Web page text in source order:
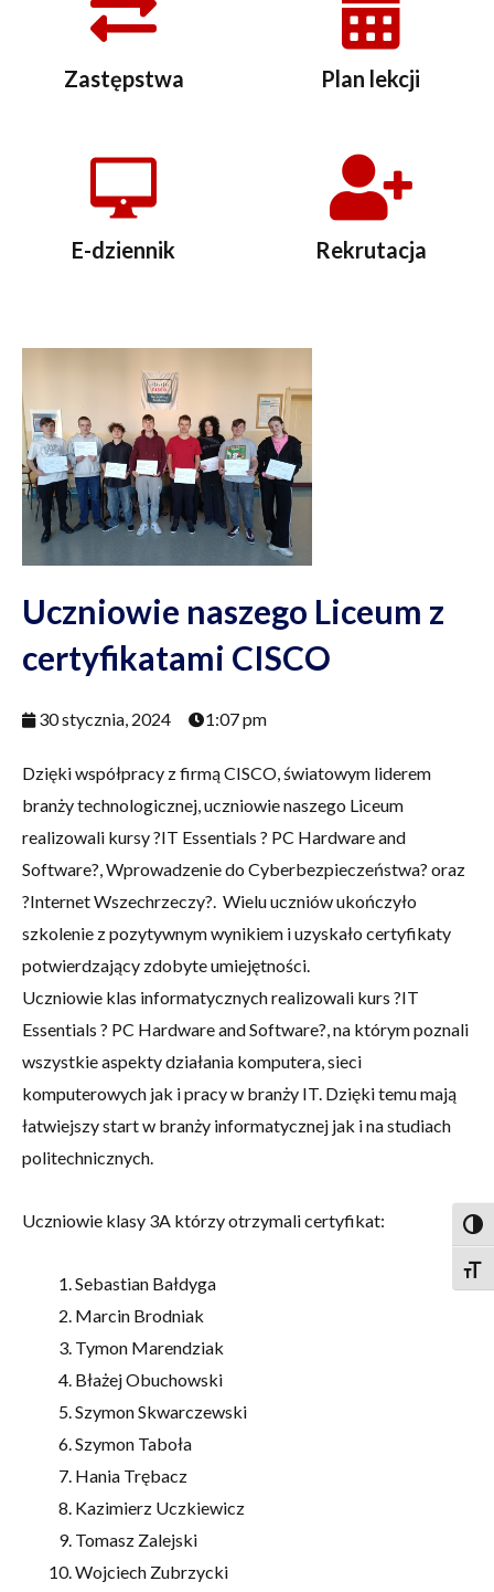
Zastępstwa Plan lekcji
E-dziennik Rekrutacja
Uczniowie naszego Liceum z
certyfikatami CISCO
30 stycznia, 2024 1:07 pm
Dzięki współpracy z firmą CISCO, światowym liderem
branży technologicznej, uczniowie naszego Liceum
realizowali kursy ?IT Essentials ? PC Hardware and
Software?, Wprowadzenie do Cyberbezpieczeństwa? oraz
?Internet Wszechrzeczy?. Wielu uczniów ukończyło
szkolenie z pozytywnym wynikiem i uzyskało certyfikaty
potwierdzający zdobyte umiejętności.
Uczniowie klas informatycznych realizowali kurs ?IT
Essentials ? PC Hardware and Software?, na którym poznali
wszystkie aspekty działania komputera, sieci
komputerowych jak i pracy w branży IT. Dzięki temu mają
łatwiejszy start w branży informatycznej jak i na studiach
politechnicznych.
Uczniowie klasy 3A którzy otrzymali certyfikat:
Sebastian Bałdyga
Marcin Brodniak
Tymon Marendziak
Błażej Obuchowski
Szymon Skwarczewski
Szymon Taboła
Hania Trębacz
Kazimierz Uczkiewicz
Tomasz Zalejski
Wojciech Zubrzycki